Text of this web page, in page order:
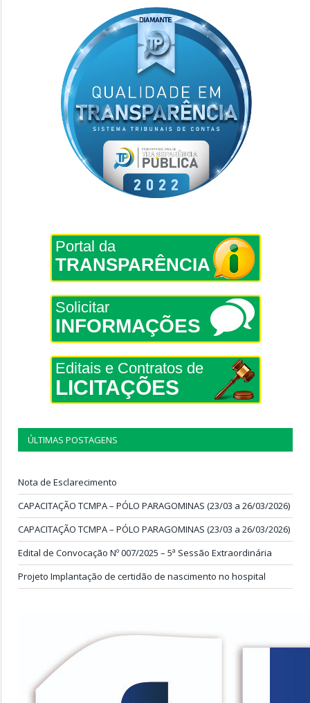
Portal da
TRANSPARÊNCIA
Solicitar
INFORMAÇÕES
Editais e Contratos de
LICITAÇÕES
ÚLTIMAS POSTAGENS
Nota de Esclarecimento
CAPACITAÇÃO TCMPA – PÓLO PARAGOMINAS (23/03 a 26/03/2026)
CAPACITAÇÃO TCMPA – PÓLO PARAGOMINAS (23/03 a 26/03/2026)
Edital de Convocação Nº 007/2025 – 5ª Sessão Extraordinária
Projeto Implantação de certidão de nascimento no hospital